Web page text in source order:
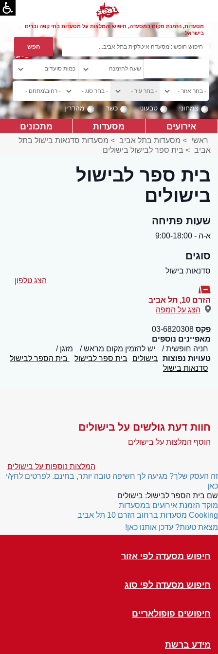
מסעדות, הזמנת מקום במסעדה, חיפוש והמלצות על מסעדות בתי קפה וברים
בישראל
צמחוני טבעוני כשר מהדרין
אירועים מסעדות מתכונים
ראשי > מסעדות בתל אביב > מסעדות סדנאות בישול בתל
אביב > בית ספר לבישול בישולים
בית ספר לבישול
בישולים
שעות פתיחה
א-ה - 9:00-18:00
סוגים
סדנאות בישול
הצג טלפון
הזרם 10 , תל אביב
הצג על המפה
פקס 03-6820308
מאפיינים נוספים
חניה חופשית
יש להזמין מקום מראש
מזגן
טעויות נפוצות בישולים בית ספר לבישול
בית הספר לבישול
סדנאות בישול
חוות דעת גולשים על בישולים
הוסף המלצות על בישולים
המלצות נוספות על בישולים
זה העסק שלך? מגיעה לך חשיפה טובה יותר, בחינם. לפרטים לחץ/י
כאן
שם בית הספר לבישול: בישולים
מוקד הזמנת אירועים במסעדות
Cooking מסעדות ברחוב הזרם 10 תל אביב
מצאת טעות? עדכן אותנו כאן!
חיפוש מסעדה לפי אזור
חיפוש מסעדה לפי סוג
חיפושים פופולאריים
מידע ברשת